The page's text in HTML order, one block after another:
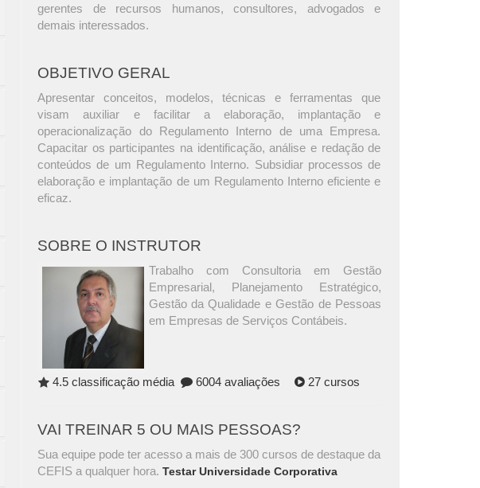
gerentes de recursos humanos, consultores, advogados e
demais interessados.
OBJETIVO GERAL
Apresentar conceitos, modelos, técnicas e ferramentas que
visam auxiliar e facilitar a elaboração, implantação e
operacionalização do Regulamento Interno de uma Empresa.
Capacitar os participantes na identificação, análise e redação de
conteúdos de um Regulamento Interno. Subsidiar processos de
elaboração e implantação de um Regulamento Interno eficiente e
eficaz.
SOBRE O INSTRUTOR
Trabalho com Consultoria em Gestão
Empresarial, Planejamento Estratégico,
Gestão da Qualidade e Gestão de Pessoas
em Empresas de Serviços Contábeis.
4.5 classificação média 6004 avaliações 27 cursos
VAI TREINAR 5 OU MAIS PESSOAS?
Sua equipe pode ter acesso a mais de 300 cursos de destaque da
CEFIS a qualquer hora.Testar Universidade Corporativa